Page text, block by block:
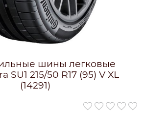
шины легковые
SU1 215/50 R17 (95) V XL
(14291)